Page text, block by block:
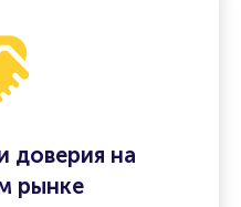
доверия на
рынке